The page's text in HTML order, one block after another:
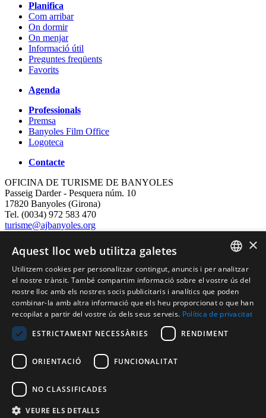
Planifica
Com arribar
On dormir
On menjar
Informació útil
Preguntes freqüents
Favorits
Agenda
Professionals
Premsa
Banyoles Film Office
Logoteca
Contacte
OFICINA DE TURISME DE BANYOLES
Passeig Darder - Pesquera núm. 10
17820 Banyoles (Girona)
Tel. (0034) 972 583 470
turisme@ajbanyoles.org
Segueix-nos
Amb el suport de:
CATALAN
ENGLISH
FRENCH
SPANISH
×
Aquest lloc web utilitza galetes
Utilitzem cookies per personalitzar contingut, anuncis i per analitzar
el nostre trànsit. També compartim informació sobre el vostre ús del
nostre lloc amb els nostres socis publicitaris i analítics que poden
combinar-la amb altra informació que els heu proporcionat o que han
recopilat a partir del vostre ús dels seus serveis. Política de privacitat
ESTRICTAMENT NECESSÀRIES
RENDIMENT
ORIENTACIÓ FUNCIONALITAT
NO CLASSIFICADES
VEURE ELS DETALLS